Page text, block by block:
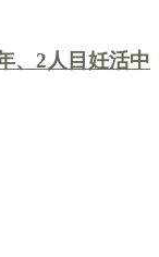
、2人目妊活中